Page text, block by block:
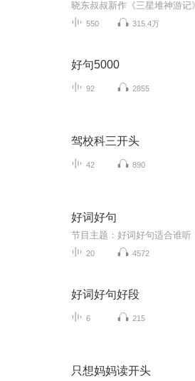
550 315.4万
好句5000
92 2855
驾校科三开头
42 890
好词好句
节目主题：好词好句适合谁听
20 4572
好词好句好段
6 215
只想妈妈读开头